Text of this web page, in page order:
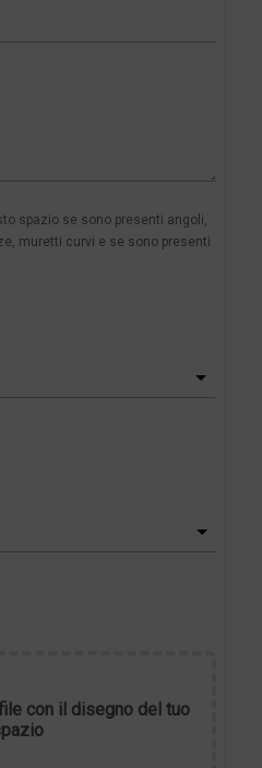
spazio se sono presenti angoli,
muretti curvi e se sono presenti
con il disegno del tuo